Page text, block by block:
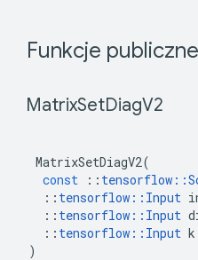
Funkcje publiczne
MatrixSetDiagV2
MatrixSetDiagV2(
const
:: tensorflow ::
:: tensorflow :: Input
:: tensorflow :: Input
:: tensorflow :: Input k
)